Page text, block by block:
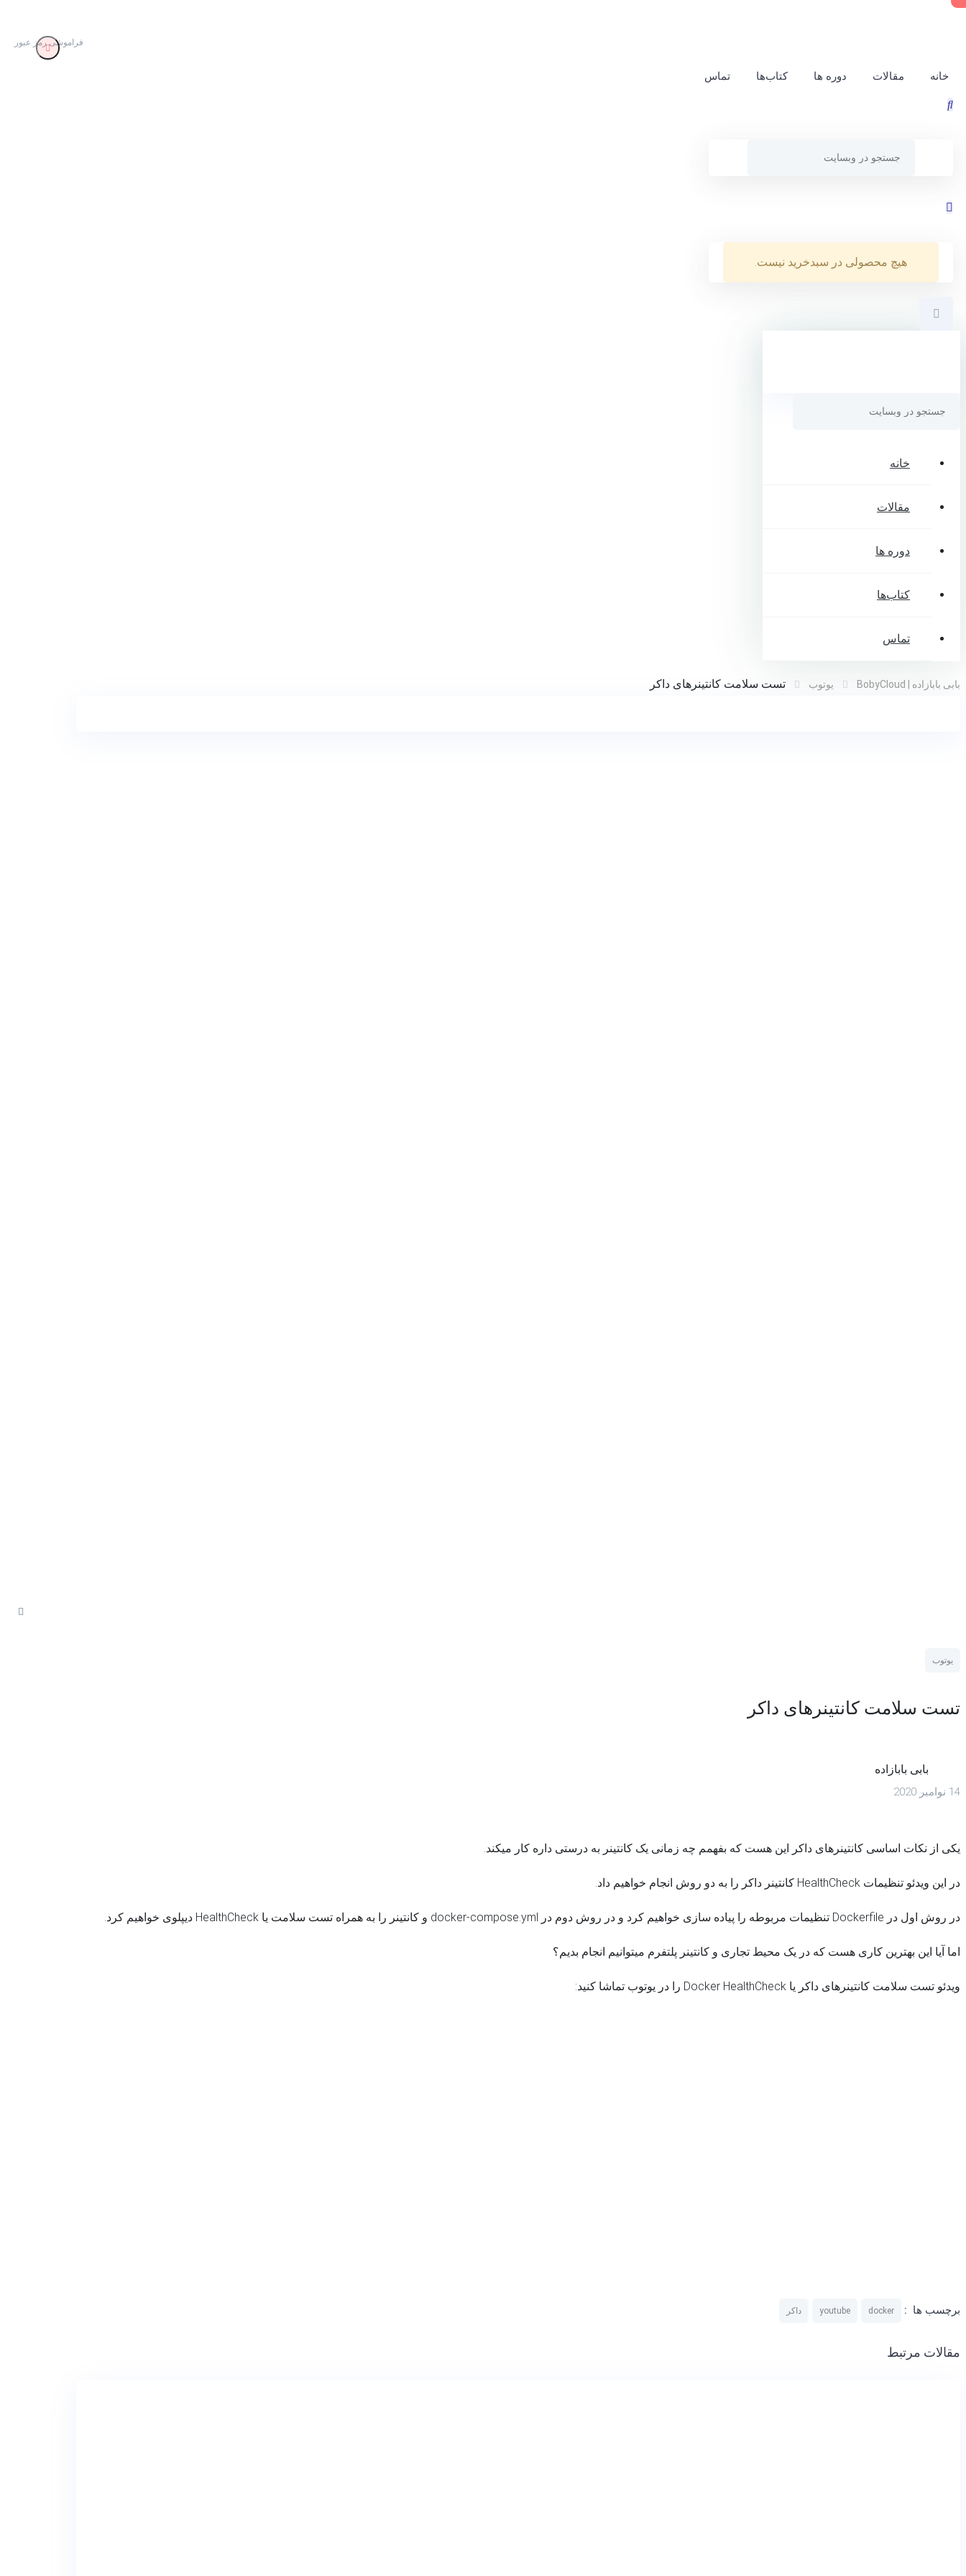
خانه مقالات دوره ها کتاب‌ها تماس
هیچ محصولی در سبدخرید نیست.
خانه
مقالات
دوره ها
کتاب‌ها
تماس
بابی بابازاده | BobyCloud یوتوب تست سلامت کانتینرهای داکر
یوتوب
تست سلامت کانتینرهای داکر
بابی بابازاده
14 نوامبر 2020
یکی از نکات اساسی کانتینرهای داکر این هست که بفهمم چه زمانی یک کانتینر به درستی داره کار میکند.
در این ویدئو تنظیمات HealthCheck کانتینر داکر را به دو روش انجام خواهیم داد.
در روش اول در Dockerfile تنظیمات مربوطه را پیاده سازی خواهیم کرد و در روش دوم در docker-compose.yml و کانتینر را به همراه تست سلامت یا HealthCheck دیپلوی خواهیم کرد.
اما آیا این بهترین کاری هست که در یک محیط تجاری و کانتینر پلتفرم میتوانیم انجام بدیم؟
ویدئو تست سلامت کانتینرهای داکر یا Docker HealthCheck را در یوتوب تماشا کنید:
برچسب ها : docker
youtube داکر
مقالات مرتبط
فراموشی رمز عبور